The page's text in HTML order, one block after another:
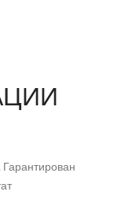
Гарантирован